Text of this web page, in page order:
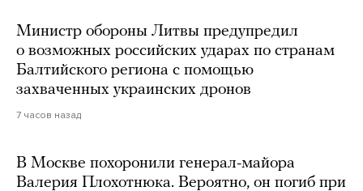
Министр обороны Литвы предупредил
о возможных российских ударах по странам
Балтийского региона с помощью
захваченных украинских дронов
7 часов назад
В Москве похоронили генерал-майора
Валерия Плохотнюка. Вероятно, он погиб при